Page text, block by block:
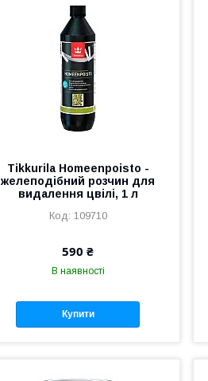
Tikkurila Homeenpoisto -
желеподібний розчин для
видалення цвілі, 1 л
109710
590 ₴
В наявності
Купити